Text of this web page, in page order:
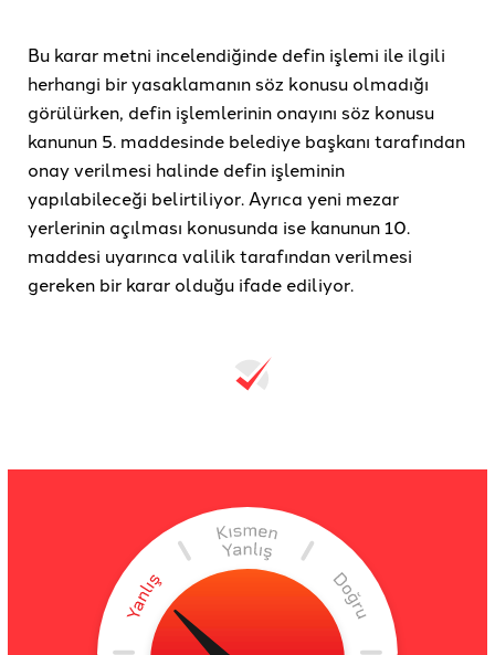
Bu karar metni incelendiğinde defin işlemi ile ilgili
herhangi bir yasaklamanın söz konusu olmadığı
görülürken, defin işlemlerinin onayını söz konusu
kanunun 5. maddesinde belediye başkanı tarafından
onay verilmesi halinde defin işleminin
yapılabileceği belirtiliyor. Ayrıca yeni mezar
yerlerinin açılması konusunda ise kanunun 10.
maddesi uyarınca valilik tarafından verilmesi
gereken bir karar olduğu ifade ediliyor.